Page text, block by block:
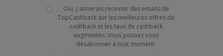
Oui, j'aimerais recevoir des emails de
TopCashback sur les meilleures offres de
cashback et les taux de cashback
augmentés. Vous pouvez vous
désabonner à tout moment.